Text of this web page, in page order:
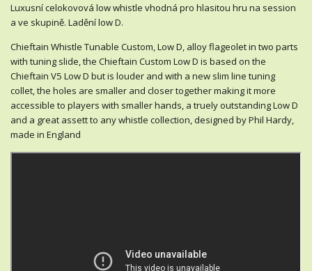
Luxusní celokovová low whistle vhodná pro hlasitou hru na session
a ve skupině. Ladění low D.
Chieftain Whistle Tunable Custom, Low D, alloy flageolet in two parts
with tuning slide, the Chieftain Custom Low D is based on the
Chieftain V5 Low D but is louder and with a new slim line tuning
collet, the holes are smaller and closer together making it more
accessible to players with smaller hands, a truely outstanding Low D
and a great assett to any whistle collection, designed by Phil Hardy,
made in England